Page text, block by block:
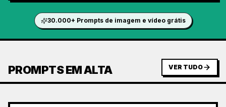
30.000+ Prompts de imagem e vídeo grátis
PROMPTS EM ALTA VER TUDO